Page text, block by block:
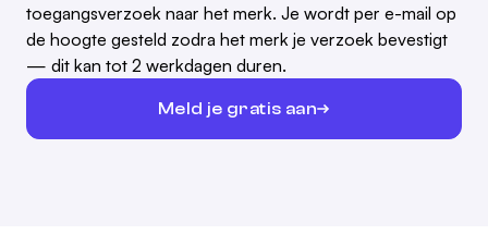
toegangsverzoek naar het merk. Je wordt per e-mail op
de hoogte gesteld zodra het merk je verzoek bevestigt
— dit kan tot 2 werkdagen duren.
Meld je gratis aan